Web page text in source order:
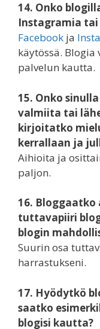
14. Onko
Instagramia tai
Facebook ja
käytössä. Blogia
palvelun kautta.
15. Onko
valmiita tai
kirjoitatko
kerrallaan ja
Aihioita ja
paljon.
16.
tuttavapiiri
blogin
Suurin osa
harrastukseni.
17. Hyödytkö
saatko
blogisi kautta?